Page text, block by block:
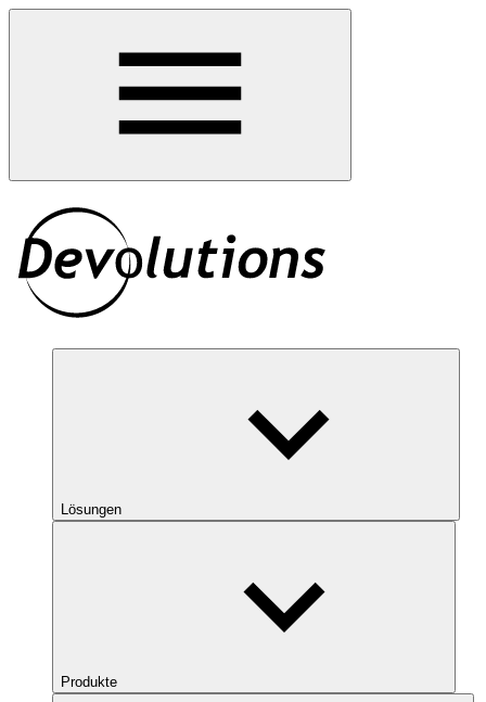
Lösungen
Produkte